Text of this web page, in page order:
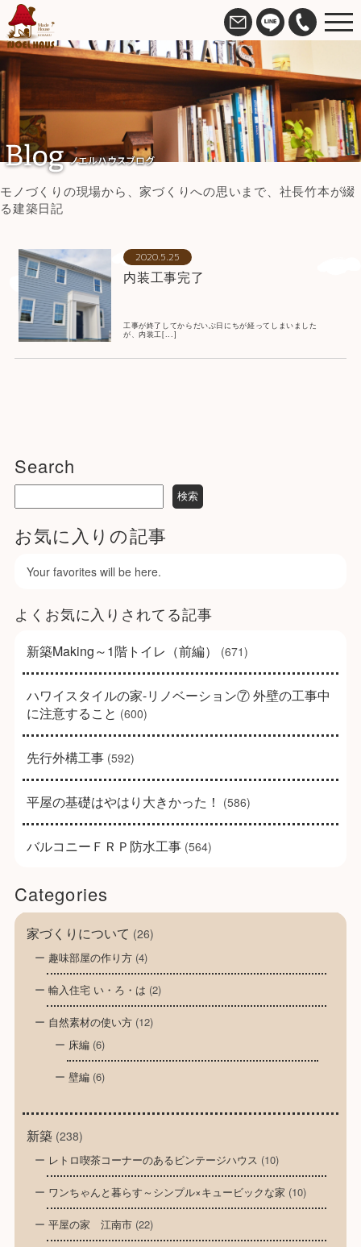
モノづくりの現場から、家づくりへの思いまで、社長竹本が綴
る建築日記
2020.5.25
内装工事完了
工事が終了してからだいぶ日にちが経ってしまいました
が、内装工[...]
Search
お気に入りの記事
Your favorites will be here.
よくお気に入りされてる記事
新築Making～1階トイレ（前編） (671)
ハワイスタイルの家-リノベーション⑦ 外壁の工事中
に注意すること (600)
先行外構工事(592)
平屋の基礎はやはり大きかった！ (586)
バルコニーＦＲＰ防水工事(564)
Categories
家づくりについて (26)
趣味部屋の作り方(4)
輸入住宅 い・ろ・は (2)
自然素材の使い方(12)
床編(6)
壁編(6)
新築(238)
レトロ喫茶コーナーのあるビンテージハウス (10)
ワンちゃんと暮らす～シンプル×キュービックな家 (10)
平屋の家 江南市(22)